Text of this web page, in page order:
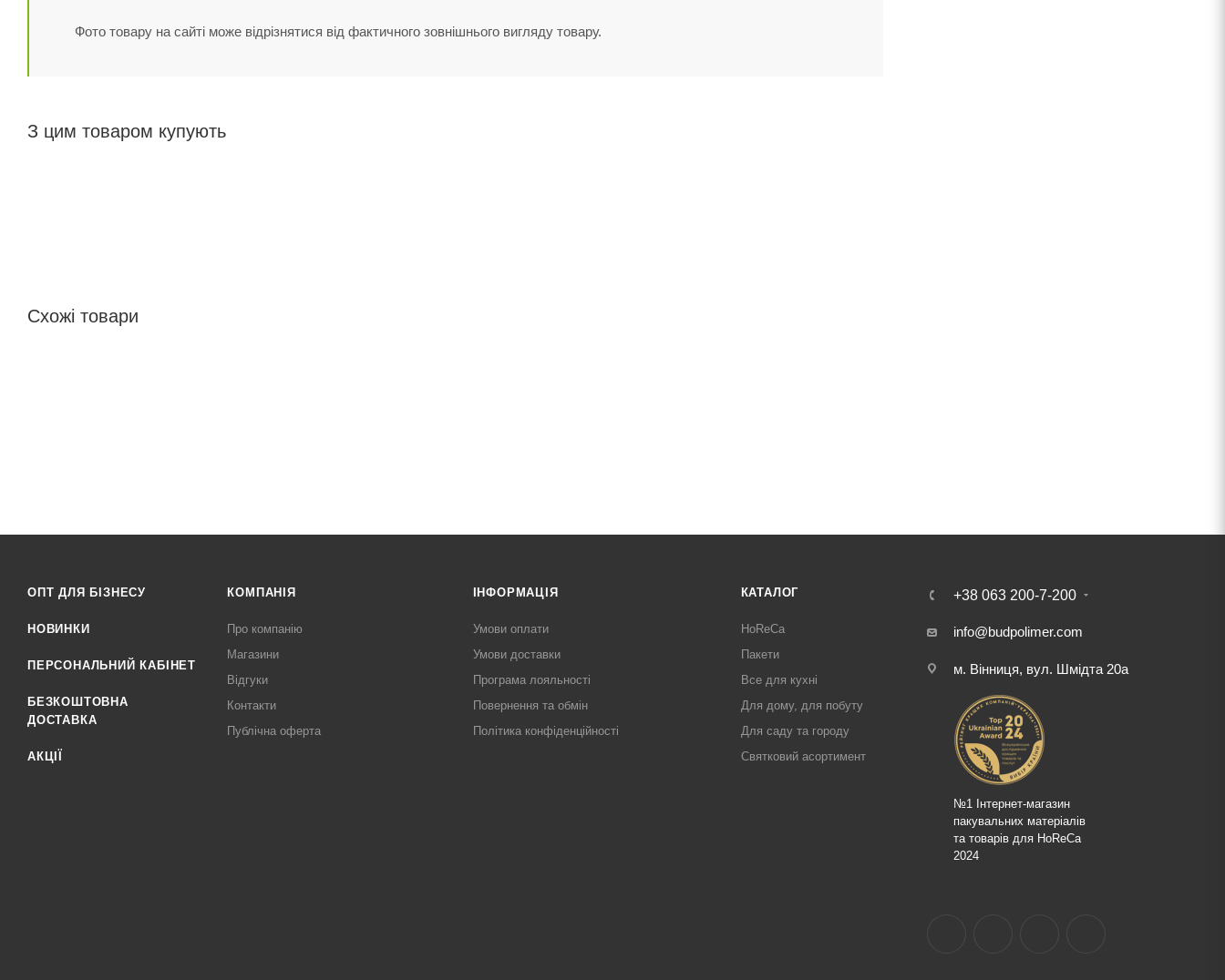
Фото товару на сайті може відрізнятися від фактичного зовнішнього вигляду товару.
З цим товаром купують
Схожі товари
ОПТ ДЛЯ БІЗНЕСУ
НОВИНКИ
ПЕРСОНАЛЬНИЙ КАБІНЕТ
БЕЗКОШТОВНА
ДОСТАВКА
АКЦІЇ
КОМПАНІЯ
Про компанію
Магазини
Відгуки
Контакти
Публічна оферта
ІНФОРМАЦІЯ
Умови оплати
Умови доставки
Програма лояльності
Повернення та обмін
Політика конфіденційності
КАТАЛОГ
HoReCa
Пакети
Все для кухні
Для дому, для побуту
Для саду та городу
Святковий асортимент
+38 063 200-7-200
info@budpolimer.com
м. Вінниця, вул. Шмідта 20а
№1 Інтернет-магазин
пакувальних матеріалів
та товарів для HoReCa
2024